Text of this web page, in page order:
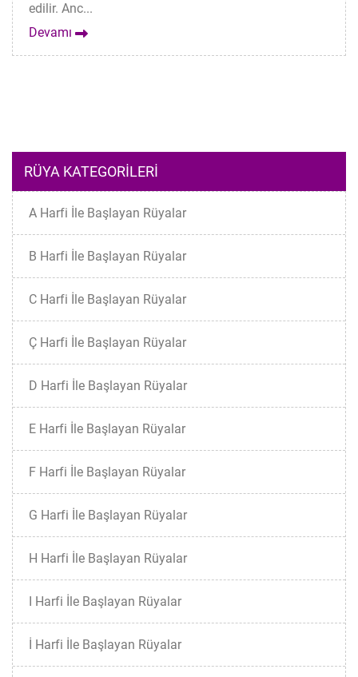
edilir. Anc...
Devamı
RÜYA KATEGORILERI
A Harfi İle Başlayan Rüyalar
B Harfi İle Başlayan Rüyalar
C Harfi İle Başlayan Rüyalar
Ç Harfi İle Başlayan Rüyalar
D Harfi İle Başlayan Rüyalar
E Harfi İle Başlayan Rüyalar
F Harfi İle Başlayan Rüyalar
G Harfi İle Başlayan Rüyalar
H Harfi İle Başlayan Rüyalar
I Harfi İle Başlayan Rüyalar
İ Harfi İle Başlayan Rüyalar